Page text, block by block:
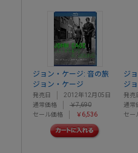
ジョン・ケージ: 音の旅
ジョン・ケージ
発売日
2012年12月05日
通常価格
￥7,690
セール価格
￥6,536
ジ
ジ
発売
通常
セー